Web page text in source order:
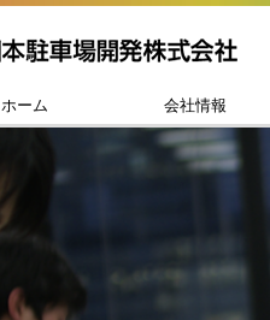
ホーム 会社情報